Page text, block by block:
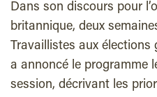
Dans son discours pour
britannique, deux
Travaillistes aux élections
a annoncé le programme
session, décrivant les